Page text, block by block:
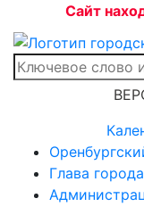
Сайт
Глава